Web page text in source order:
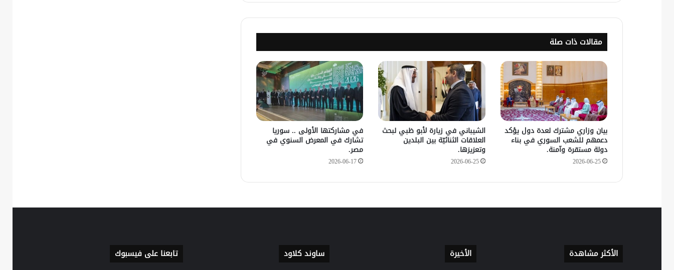
سليمان عبد الباقي مدير أمن السويداء
يكشف سبب انفجار مركبة على طريق
دمشق
في زيارته الأولى .. الرئيس الفرنسي
يصل إلى سوريا.
مقالات ذات صلة
بيان وزاري مشترك لعدة دول يؤكد
دعمهم للشعب السوري في بناء
دولة مستقرة وآمنة.
2026-06-25
الشيباني في زيارة لأبو ظبي لبحث
العلاقات الثنائيّة بين البلدين
وتعزيزها.
2026-06-25
في مشاركتها الأولى .. سوريا
تشارك في المعرض السنوي في
مصر.
2026-06-17
الأكثر مشاهدة الأخيرة ساوند كلاود تابعنا على فيسبوك